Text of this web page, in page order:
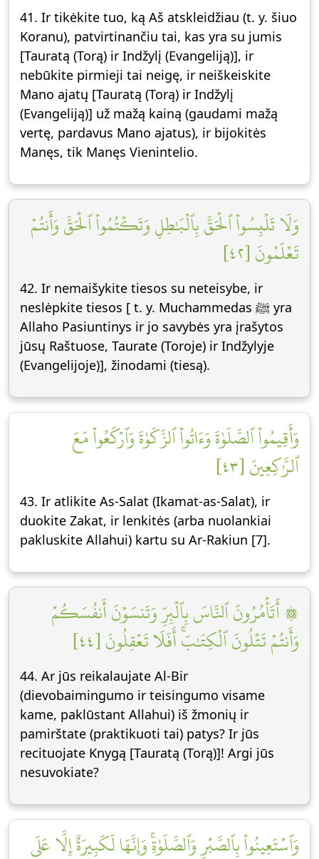
41. Ir tikėkite tuo, ką Aš atskleidžiau (t. y. šiuo
Koranu), patvirtinančiu tai, kas yra su jumis
[Tauratą (Torą) ir Indžylį (Evangeliją)], ir
nebūkite pirmieji tai neigę, ir neiškeiskite
Mano ajatų [Tauratą (Torą) ir Indžylį
(Evangeliją)] už mažą kainą (gaudami mažą
vertę, pardavus Mano ajatus), ir bijokitės
Manęs, tik Manęs Vienintelio.
وَلَا تَلۡبِسُواْ ٱلۡحَقَّ بِٱلۡبَٰطِلِ وَتَكۡتُمُواْ ٱلۡحَقَّ وَأَنتُمۡ
تَعۡلَمُونَ [٤٢]
42. Ir nemaišykite tiesos su neteisybe, ir
neslėpkite tiesos [ t. y. Muchammedas ﷺ yra
Allaho Pasiuntinys ir jo savybės yra įrašytos
jūsų Raštuose, Taurate (Toroje) ir Indžylyje
(Evangelijoje)], žinodami (tiesą).
وَأَقِيمُواْ ٱلصَّلَوٰةَ وَءَاتُواْ ٱلزَّكَوٰةَ وَٱرۡكَعُواْ مَعَ
ٱلرَّٰكِعِينَ [٤٣]
43. Ir atlikite As-Salat (Ikamat-as-Salat), ir
duokite Zakat, ir lenkitės (arba nuolankiai
pakluskite Allahui) kartu su Ar-Rakiun [7].
۞ أَتَأۡمُرُونَ ٱلنَّاسَ بِٱلۡبِرِّ وَتَنسَوۡنَ أَنفُسَكُمۡ
وَأَنتُمۡ تَتۡلُونَ ٱلۡكِتَٰبَۚ أَفَلَا تَعۡقِلُونَ [٤٤]
44. Ar jūs reikalaujate Al-Bir
(dievobaimingumo ir teisingumo visame
kame, paklūstant Allahui) iš žmonių ir
pamirštate (praktikuoti tai) patys? Ir jūs
recituojate Knygą [Tauratą (Torą)]! Argi jūs
nesuvokiate?
وَٱسۡتَعِينُواْ بِٱلصَّبۡرِ وَٱلصَّلَوٰةِۚ وَإِنَّهَا لَكَبِيرَةٌ إِلَّا عَلَى